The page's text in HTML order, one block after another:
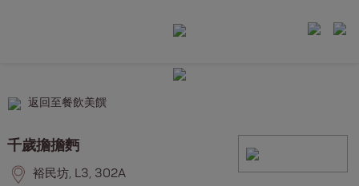
返回至餐飲美饌
千歲擔擔麪
裕民坊, L3, 302A